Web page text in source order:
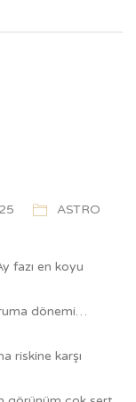
ASTRO
fazı en koyu
dönemi…
riskine karşı